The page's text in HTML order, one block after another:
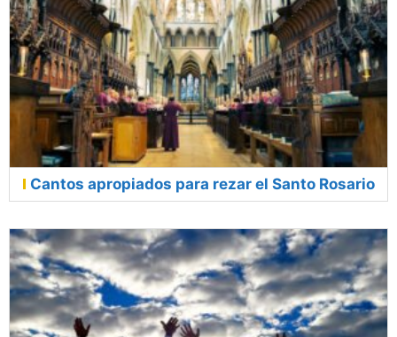
Cantos apropiados para rezar el Santo Rosario